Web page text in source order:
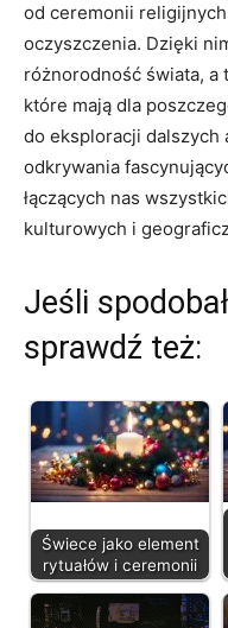
od ceremonii
⁢oczyszczenia. Dzięki
różnorodność świata, a
które ​mają‍ dla
do eksploracji dalszych
odkrywania
łączących nas‌
kulturowych i
Jeśli
sprawdź też:
Świece jako element
rytuałów i ceremonii